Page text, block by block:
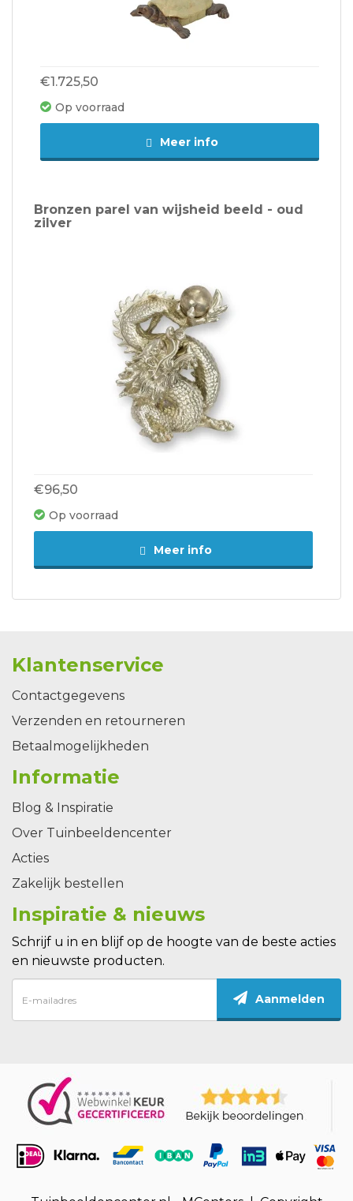
€1.725,50
Op voorraad
Meer info
Bronzen parel van wijsheid beeld - oud
zilver
€96,50
Op voorraad
Meer info
Klantenservice
Contactgegevens
Verzenden en retourneren
Betaalmogelijkheden
Informatie
Blog & Inspiratie
Over Tuinbeeldencenter
Acties
Zakelijk bestellen
Inspiratie & nieuws
Schrijf u in en blijf op de hoogte van de beste acties
en nieuwste producten.
Aanmelden